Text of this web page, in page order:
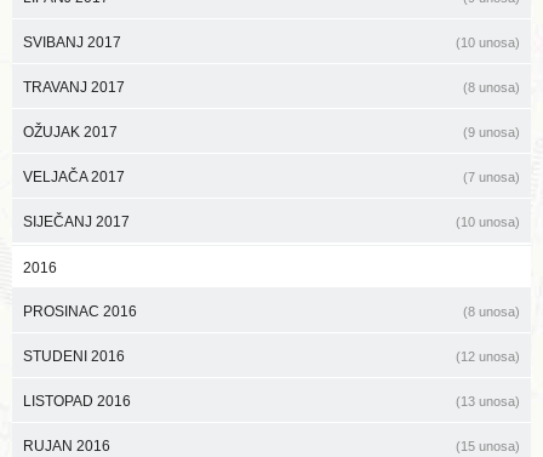
SVIBANJ 2017 (10 unosa)
TRAVANJ 2017 (8 unosa)
OŽUJAK 2017 (9 unosa)
VELJAČA 2017 (7 unosa)
SIJEČANJ 2017 (10 unosa)
2016
PROSINAC 2016 (8 unosa)
STUDENI 2016 (12 unosa)
LISTOPAD 2016 (13 unosa)
RUJAN 2016 (15 unosa)